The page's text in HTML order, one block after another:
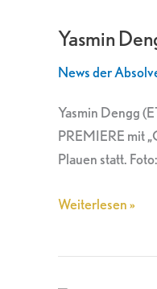
Yasmin
News der
Yasmin Dengg
PREMIERE mit
Plauen statt.
„Gestiefelte
am
Jungen
Theater
Plauen
Weiterlesen »